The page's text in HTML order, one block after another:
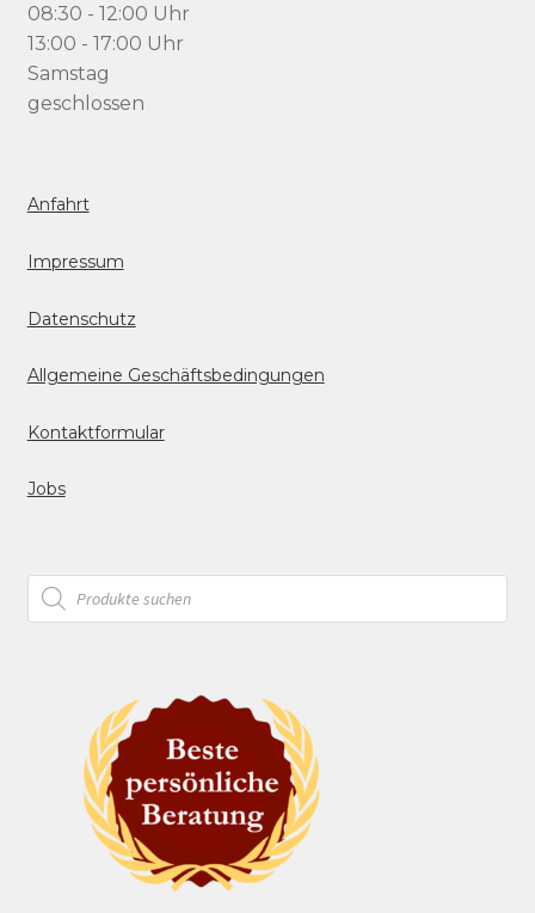
08:30 - 12:00 Uhr
13:00 - 17:00 Uhr
Samstag
geschlossen
Anfahrt
Impressum
Datenschutz
Allgemeine Geschäftsbedingungen
Kontaktformular
Jobs
Products
search